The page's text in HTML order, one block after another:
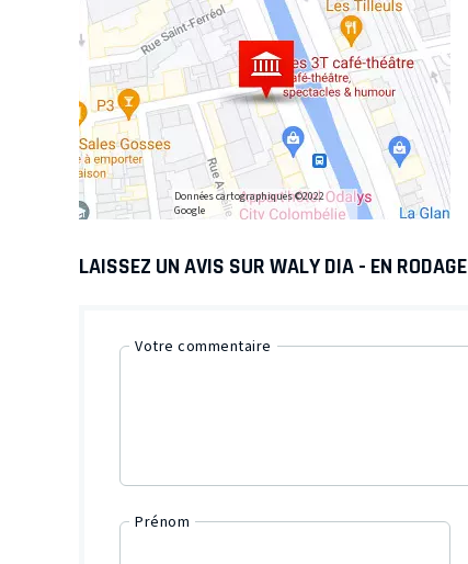
Données cartographiques ©2022
Google
LAISSEZ UN AVIS SUR WALY DIA - EN RODAGE
Votre commentaire
Prénom